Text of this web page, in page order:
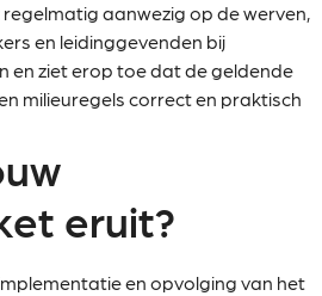
aanwezig op de werven,
en leidinggevenden bij
en ziet erop toe dat de geldende
milieuregels correct en praktisch
eruit?
en opvolging van het